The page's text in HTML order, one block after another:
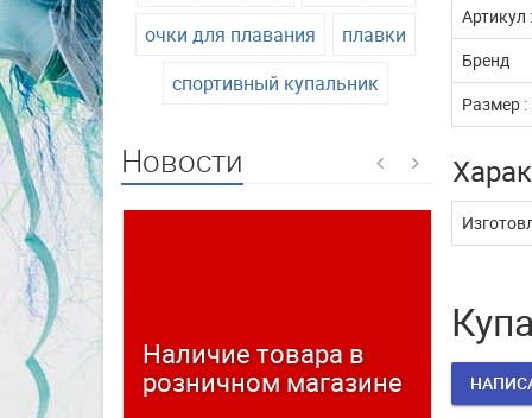
очки для плавания
плавки
спортивный купальник
Новости
Наличие товара в
розничном магазине
Артикул :
Бренд
Размер :